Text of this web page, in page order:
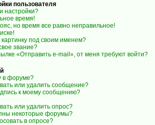
пользователя
настройки?
время!
но время все равно неправильное!
картинку под своим именем?
звание?
«Отправить e-mail», от меня требуют войти?
в форуме?
или удалить сообщение?
к моему сообщению?
или удалить опрос?
некоторые форумы?
в опросе?